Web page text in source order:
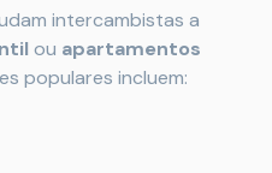
intercambistas a
ou apartamentos
populares incluem: